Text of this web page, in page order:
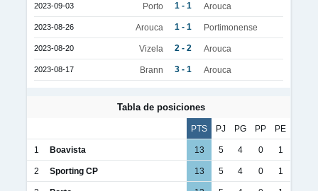
2023-09-03 Porto 1 - 1 Arouca
2023-08-26 Arouca 1 - 1 Portimonense
2023-08-20 Vizela 2 - 2 Arouca
2023-08-17 Brann 3 - 1 Arouca
Tabla de posiciones
PTS PJ PG PP PE
1 Boavista 13 5 4 0 1
2 Sporting CP 13 5 4 0 1